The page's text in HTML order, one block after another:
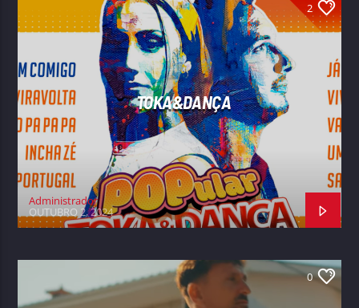
2
TOKA&DANÇA
Administrador
OUTUBRO 2, 2024
0